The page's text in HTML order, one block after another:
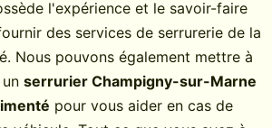
l'expérience et le savoir-faire
des services de serrurerie de la
Nous pouvons également mettre à
serrurier Champigny-sur-Marne
pour vous aider en cas de